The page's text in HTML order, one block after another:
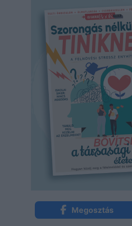
Megosztás